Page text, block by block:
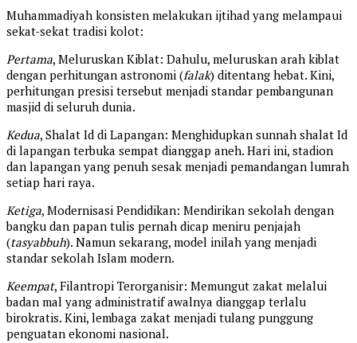
Muhammadiyah konsisten melakukan ijtihad yang melampaui
sekat-sekat tradisi kolot:
Pertama, Meluruskan Kiblat: Dahulu, meluruskan arah kiblat
dengan perhitungan astronomi (falak) ditentang hebat. Kini,
perhitungan presisi tersebut menjadi standar pembangunan
masjid di seluruh dunia.
Kedua, Shalat Id di Lapangan: Menghidupkan sunnah shalat Id
di lapangan terbuka sempat dianggap aneh. Hari ini, stadion
dan lapangan yang penuh sesak menjadi pemandangan lumrah
setiap hari raya.
Ketiga, Modernisasi Pendidikan: Mendirikan sekolah dengan
bangku dan papan tulis pernah dicap meniru penjajah
(tasyabbuh). Namun sekarang, model inilah yang menjadi
standar sekolah Islam modern.
Keempat, Filantropi Terorganisir: Memungut zakat melalui
badan mal yang administratif awalnya dianggap terlalu
birokratis. Kini, lembaga zakat menjadi tulang punggung
penguatan ekonomi nasional.